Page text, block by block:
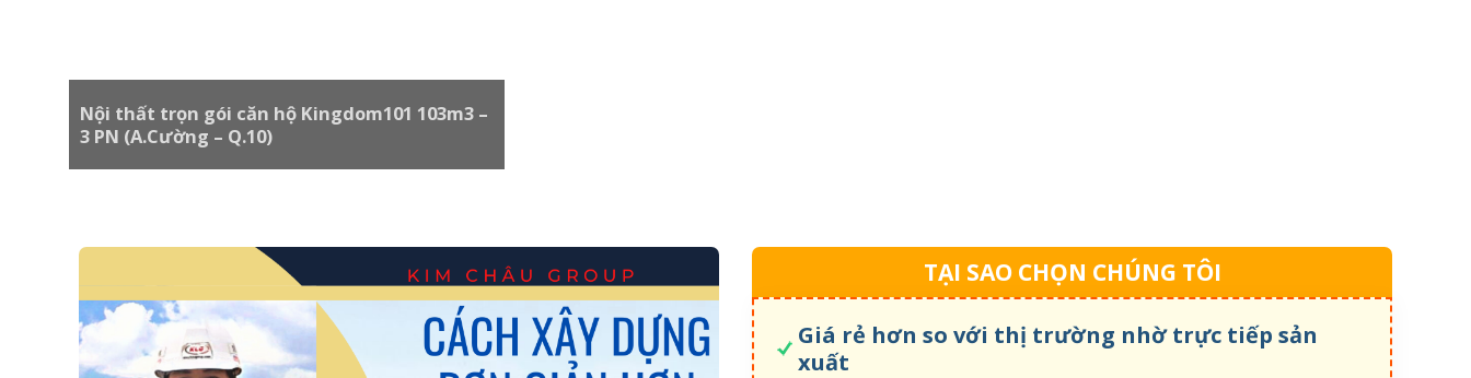
Nội thất trọn gói căn hộ Kingdom101 103m3 –
3 PN (A.Cường – Q.10)
TẠI SAO CHỌN CHÚNG TÔI
Giá rẻ hơn so với thị trường nhờ trực tiếp sản
xuất